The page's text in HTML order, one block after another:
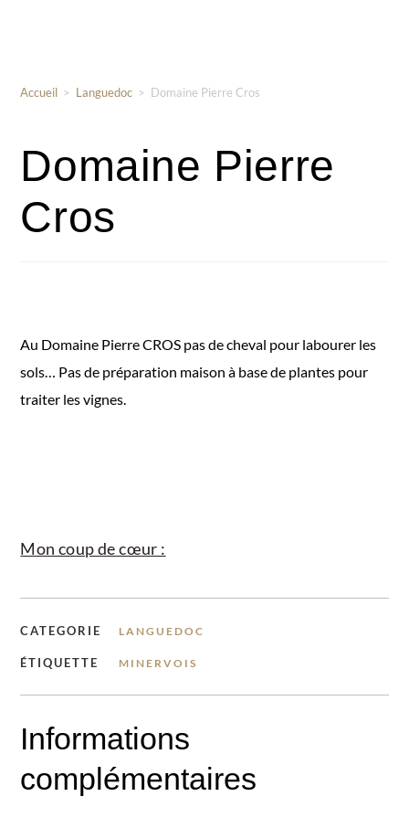
Accueil > Languedoc > Domaine Pierre Cros
Domaine Pierre
Cros
Au Domaine Pierre CROS pas de cheval pour labourer les
sols… Pas de préparation maison à base de plantes pour
traiter les vignes.
Mon coup de cœur :
CATEGORIE LANGUEDOC
ÉTIQUETTE MINERVOIS
Informations
complémentaires